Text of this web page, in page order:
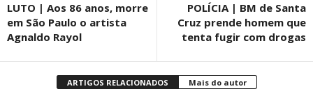
LUTO | Aos 86 anos, morre
em São Paulo o artista
Agnaldo Rayol
POLÍCIA | BM de Santa
Cruz prende homem que
tenta fugir com drogas
ARTIGOS RELACIONADOS Mais do autor